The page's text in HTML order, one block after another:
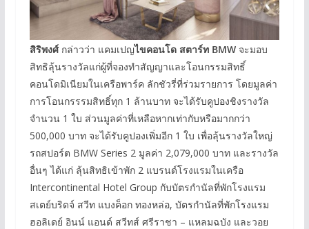
สิริพงศ์กล่าวว่า แคมเปญไขคอนโด สตาร์ท BMWจะมอบ
สิทธิลุ้นรางวัลแก่ผู้ที่จองทำสัญญาและโอนกรรมสิทธิ์
คอนโดมิเนียมในเครือพาร์ค ลักชัวรี่ที่ร่วมรายการ โดยมูลค่า
การโอนกรรรมสิทธิ์ทุก 1 ล้านบาท จะได้รับคูปองชิงรางวัล
จำนวน 1 ใบ ส่วนมูลค่าที่เหลือหากเท่ากับหรือมากกว่า
500,000 บาท จะได้รับคูปองเพิ่มอีก 1 ใบ เพื่อลุ้นรางวัลใหญ่
รถสปอร์ต BMW Series 2 มูลค่า 2,079,000 บาท และรางวัล
อื่นๆ ได้แก่ ลุ้นสิทธิเข้าพัก 2 แบรนด์โรงแรมในเครือ
Intercontinental Hotel Group กับบัตรกำนัลที่พักโรงแรม
สเตย์บริดจ์ สวีท แบงค็อก ทองหล่อ, บัตรกำนัลที่พักโรงแรม
ฮอลิเดย์ อินน์ แอนด์ สวีทส์ ศรีราชา – แหลมฉบัง และวอย